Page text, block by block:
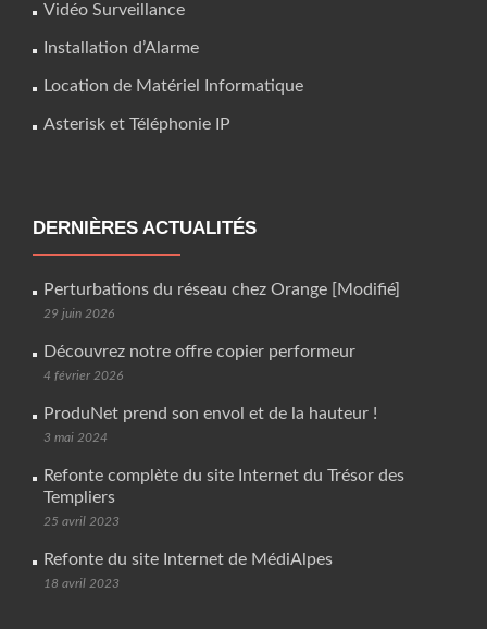
Vidéo Surveillance
Installation d’Alarme
Location de Matériel Informatique
Asterisk et Téléphonie IP
DERNIÈRES ACTUALITÉS
Perturbations du réseau chez Orange [Modifié]
29 juin 2026
Découvrez notre offre copier performeur
4 février 2026
ProduNet prend son envol et de la hauteur !
3 mai 2024
Refonte complète du site Internet du Trésor des
Templiers
25 avril 2023
Refonte du site Internet de MédiAlpes
18 avril 2023